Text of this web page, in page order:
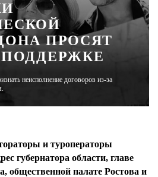
КУЛЬТ ЕДЫ
АФИША
ЖУРНАЛ
ПРОСЯТ
неисполнение договоров из-за
и туроператоры
губернатора области, главе
общественной палате Ростова и